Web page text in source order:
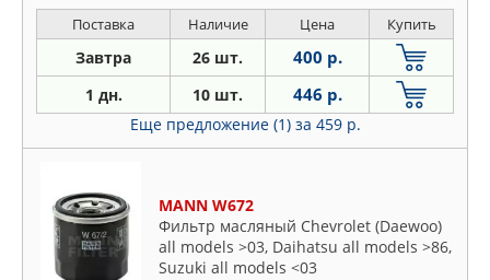
1.803 -, AV
Поставка Наличие Цена Купить
Завтра 26 шт. 400 р.
1 дн. 10 шт. 446 р.
Еще предложение (1) за 459 р.
MANN W672
Фильтр масляный Chevrolet (Daewoo)
all models >03, Daihatsu all models >86,
Suzuki all models <03